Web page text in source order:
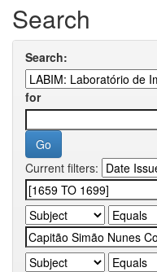
Search
Search:
for
Current filters: